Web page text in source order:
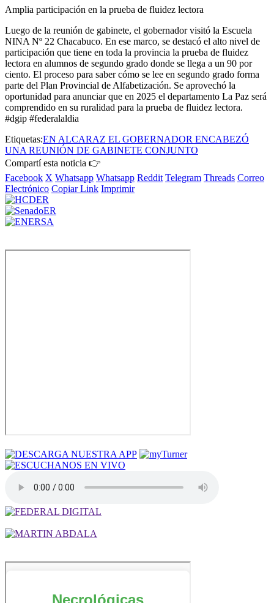
Amplia participación en la prueba de fluidez lectora
Luego de la reunión de gabinete, el gobernador visitó la Escuela
NINA Nº 22 Chacabuco. En ese marco, se destacó el alto nivel de
participación que tiene en toda la provincia la prueba de fluidez
lectora en alumnos de segundo grado donde se llega a un 90 por
ciento. El proceso para saber cómo se lee en segundo grado forma
parte del Plan Provincial de Alfabetización. Se aprovechó la
oportunidad para anunciar que en 2025 el departamento La Paz será
comprendido en su ruralidad para la prueba de fluidez lectora.
#dgip #federalaldia
Etiquetas:EN ALCARAZ EL GOBERNADOR ENCABEZÓ
UNA REUNIÓN DE GABINETE CONJUNTO
Compartí esta noticia 👉
Facebook X Whatsapp Whatsapp Reddit Telegram Threads Correo
Electrónico Copiar Link Imprimir